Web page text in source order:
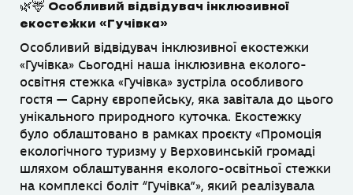
🌿🦌 Особливий відвідувач інклюзивної
екостежки «Гучівка»
Особливий відвідувач інклюзивної екостежки
«Гучівка» Сьогодні наша інклюзивна еколого-
освітня стежка «Гучівка» зустріла особливого
гостя — Сарну європейську, яка завітала до цього
унікального природного куточка. Екостежку
було облаштовано в рамках проєкту «Промоція
екологічного туризму у Верховинській громаді
шляхом облаштування еколого-освітньої стежки
на комплексі боліт “Гучівка”», який реалізувала